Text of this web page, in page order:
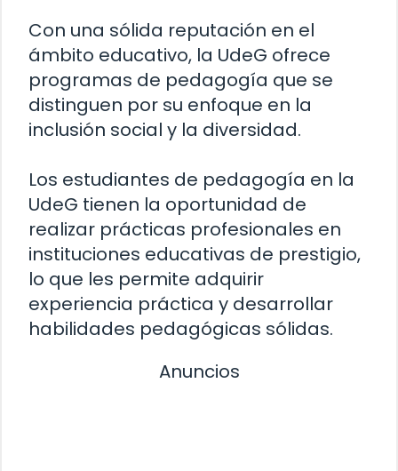
Con una sólida reputación en el
ámbito educativo, la UdeG ofrece
programas de pedagogía que se
distinguen por su enfoque en la
inclusión social y la diversidad.
Los estudiantes de pedagogía en la
UdeG tienen la oportunidad de
realizar prácticas profesionales en
instituciones educativas de prestigio,
lo que les permite adquirir
experiencia práctica y desarrollar
habilidades pedagógicas sólidas.
Anuncios